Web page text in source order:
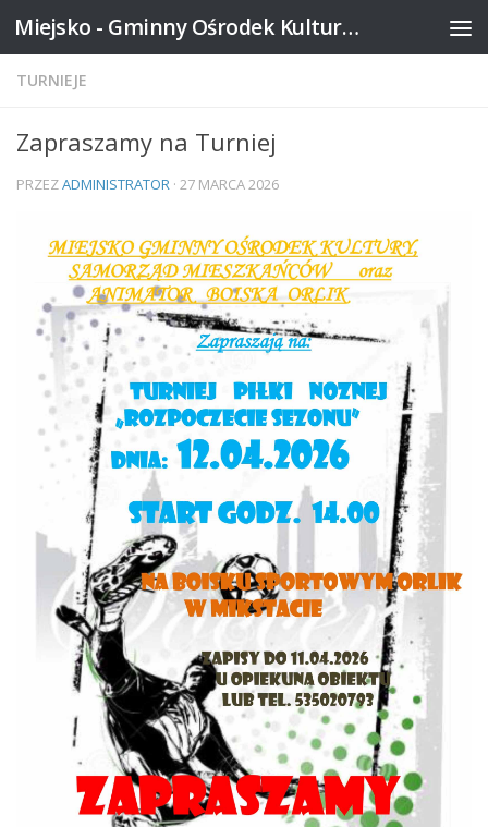
Skip to content Miejsko - Gminny Ośrodek Kultury w Mikstacie
TURNIEJE
Zapraszamy na Turniej
PRZEZADMINISTRATOR · 27 MARCA 2026